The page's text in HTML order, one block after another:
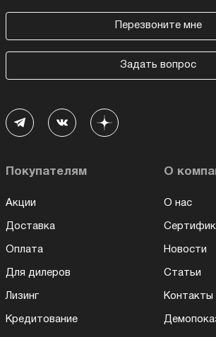
Перезвоните мне
Задать вопрос
Покупателям
Акции
Доставка
Оплата
Для дилеров
Лизинг
Кредитование
О
О нас
Новости
Статьи
Контакты